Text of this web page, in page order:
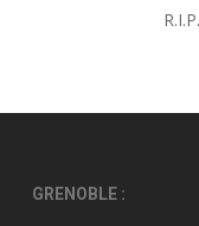
GRENOBLE :